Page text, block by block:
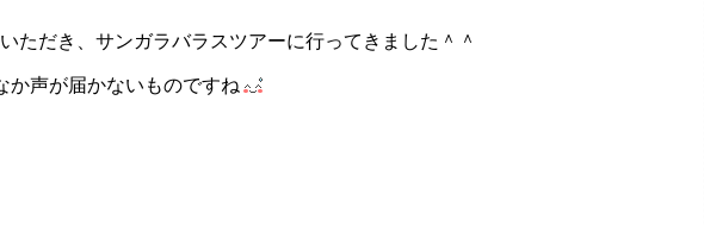
ただき、サンガラバラスツアーに行ってきました＾＾
か声が届かないものですね